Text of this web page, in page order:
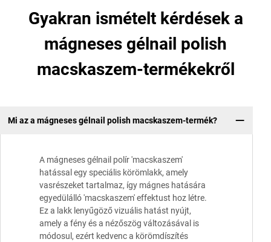
Gyakran ismételt kérdések a
mágneses gélnail polish
macskaszem-termékekről
Mi az a mágneses gélnail polish macskaszem-termék?
A mágneses gélnail polír 'macskaszem'
hatással egy speciális körömlakk, amely
vasrészeket tartalmaz, így mágnes hatására
egyedülálló 'macskaszem' effektust hoz létre.
Ez a lakk lenyűgöző vizuális hatást nyújt,
amely a fény és a nézőszög változásával is
módosul, ezért kedvenc a körömdíszítés